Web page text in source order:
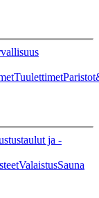
Tuulettimet
ja -
ValaistusSauna